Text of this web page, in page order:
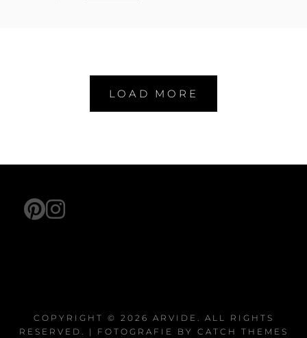
LOAD MORE
pinterest
instagram
COPYRIGHT © 2026 ARVIDE . ALL RIGHTS
RESERVED. | FOTOGRAFIE BY CATCH THEMES